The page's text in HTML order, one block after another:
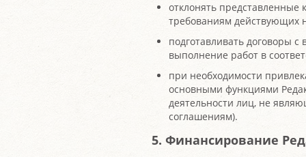
отклонять представленные
требованиям действующих
подготавливать договоры
выполнение работ в
при необходимости
основными функциями
деятельности лиц, не
соглашениям).
5. Финансирование